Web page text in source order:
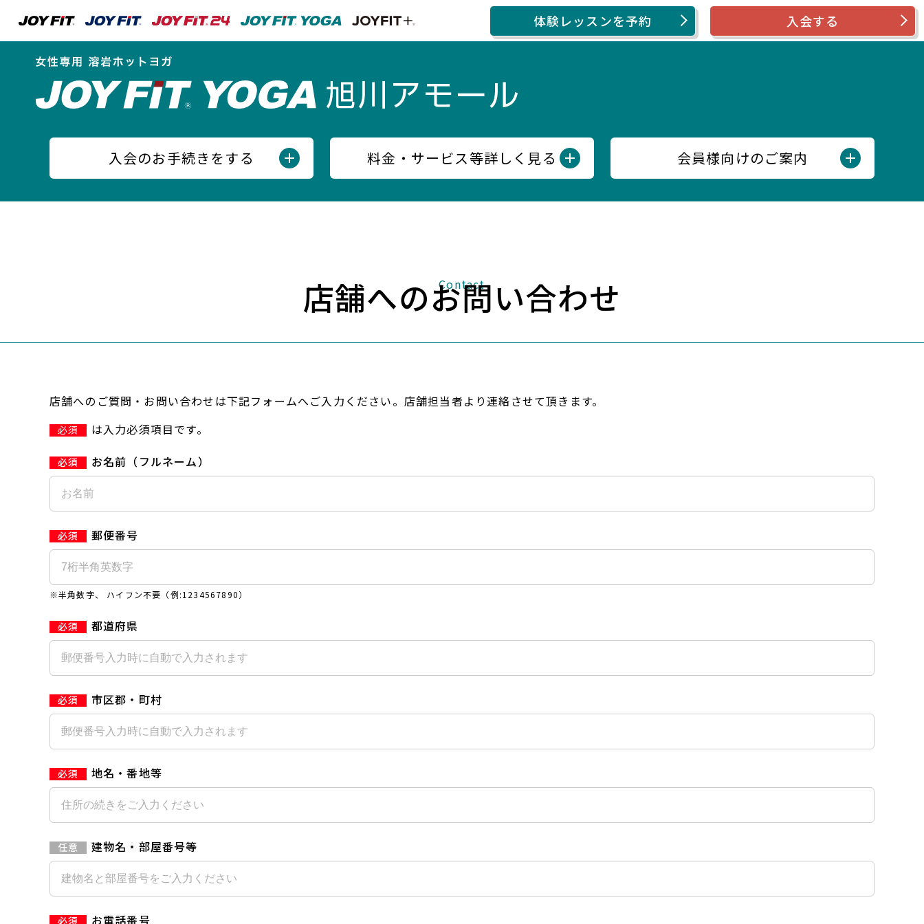
体験レッスンを予約 入会する
入会のお手続きをする 料金・サービス等詳しく見る 会員様向けのご案内
Contact
店舗へのお問い合わせ
店舗へのご質問・お問い合わせは下記フォームへご入力ください。店舗担当者より連絡させて頂きます。
必須
は入力必須項目です。
お名前（フルネーム）
郵便番号
※半角数字、 ハイフン不要（例:1234567890）
都道府県
市区郡・町村
地名・番地等
建物名・部屋番号等
お電話番号